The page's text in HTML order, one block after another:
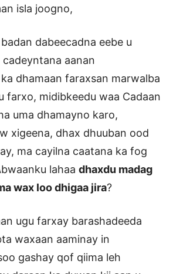
isla joogno,
dabeecadna eebe u
aanan
dhamaan faraxsan marwalba
farxo, midibkeedu waa Cadaan
uma dhamayno karo,
xigeena, dhax dhuuban ood
ma cayilna caatana ka fog
lahaa dhaxdu madag
wax loo dhigaa jira?
ugu farxay barashadeeda
waxaan aaminay in
gashay qof qiima leh